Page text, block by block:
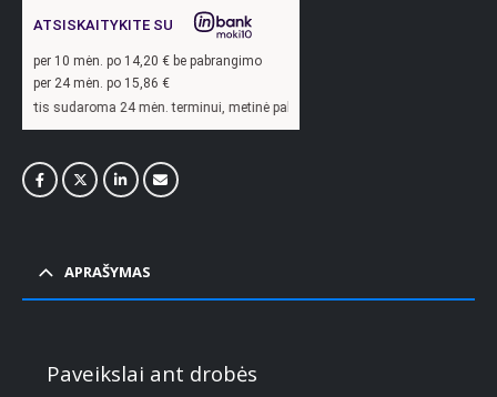
ATSISKAITYKITE SU
per 10 mėn. po 14,20 € be pabrangimo
per 24 mėn. po 15,86 €
24 mėn. terminui, metinė palūkanų norma –
APRAŠYMAS
Paveikslai ant drobės